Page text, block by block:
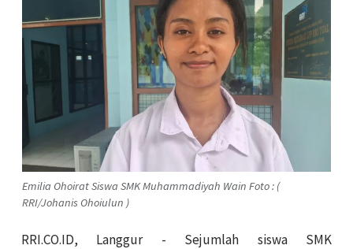
Emilia Ohoirat Siswa SMK Muhammadiyah Wain Foto : (
RRI/Johanis Ohoiulun )
RRI.CO.ID, Langgur - Sejumlah siswa SMK